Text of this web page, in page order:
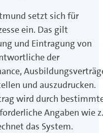
setzt sich für
ein. Das gilt
und Eintragung von
der
und auszudrucken.
wird durch
Angaben wie z.
das System.